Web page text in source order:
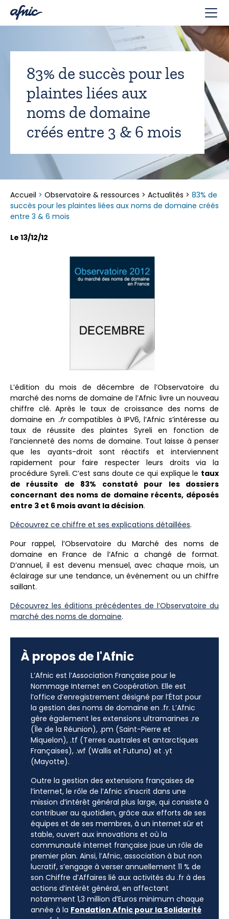
83% de succès pour les
plaintes liées aux
noms de domaine
créés entre 3 & 6 mois
Accueil > Observatoire & ressources > Actualités > 83% de
succès pour les plaintes liées aux noms de domaine créés
entre 3 & 6 mois
Le 13/12/12
L’édition du mois de décembre de l’Observatoire du
marché des noms de domaine de l’Afnic livre un nouveau
chiffre clé. Après le taux de croissance des noms de
domaine en .frcompatibles à IPV6, l’Afnic s’intéresse au
taux de réussite des plaintes Syreli en fonction de
l’ancienneté des noms de domaine. Tout laisse à penser
que les ayants-droit sont réactifs et interviennent
rapidement pour faire respecter leurs droits via la
procédure Syreli. C’est sans doute ce qui explique le taux
de réussite de 83% constaté pour les dossiers
concernant des noms de domaine récents, déposés
entre 3 et 6 mois avant la décision.
Découvrez ce chiffre et ses explications détaillées.
Pour rappel, l’Observatoire du Marché des noms de
domaine en France de l’Afnic a changé de format.
D’annuel, il est devenu mensuel, avec chaque mois, un
éclairage sur une tendance, un événement ou un chiffre
saillant.
Découvrez les éditions précédentes de l’Observatoire du
marché des noms de domaine.
À propos de l'Afnic
L’Afnic est l’Association Française pour le
Nommage Internet en Coopération. Elle est
l’office d’enregistrement désigné par l’État pour
la gestion des noms de domaine en .fr. L’Afnic
gère également les extensions ultramarines .re
(Île de la Réunion), .pm (Saint-Pierre et
Miquelon), .tf (Terres australes et antarctiques
Françaises), .wf (Wallis et Futuna) et .yt
(Mayotte).
Outre la gestion des extensions françaises de
l’internet, le rôle de l’Afnic s’inscrit dans une
mission d’intérêt général plus large, qui consiste à
contribuer au quotidien, grâce aux efforts de ses
équipes et de ses membres, à un internet sûr et
stable, ouvert aux innovations et où la
communauté internet française joue un rôle de
premier plan. Ainsi, l’Afnic, association à but non
lucratif, s’engage à verser annuellement 11 % de
son Chiffre d’Affaires lié aux activités du .fr à des
actions d’intérêt général, en affectant
notamment 1,3 million d’Euros minimum chaque
année à la Fondation Afnic pour la Solidarité
Panneau de gestion des cookies